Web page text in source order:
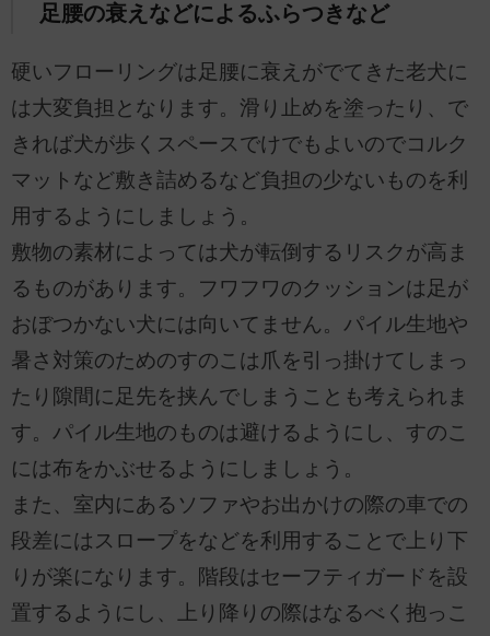
足腰の衰えなどによるふらつきなど
硬いフローリングは足腰に衰えがでてきた老犬に
は大変負担となります。滑り止めを塗ったり、で
きれば犬が歩くスペースでけでもよいのでコルク
マットなど敷き詰めるなど負担の少ないものを利
用するようにしましょう。
敷物の素材によっては犬が転倒するリスクが高ま
るものがあります。フワフワのクッションは足が
おぼつかない犬には向いてません。パイル生地や
暑さ対策のためのすのこは爪を引っ掛けてしまっ
たり隙間に足先を挟んでしまうことも考えられま
す。パイル生地のものは避けるようにし、すのこ
には布をかぶせるようにしましょう。
また、室内にあるソファやお出かけの際の車での
段差にはスロープをなどを利用することで上り下
りが楽になります。階段はセーフティガードを設
置するようにし、上り降りの際はなるべく抱っこ